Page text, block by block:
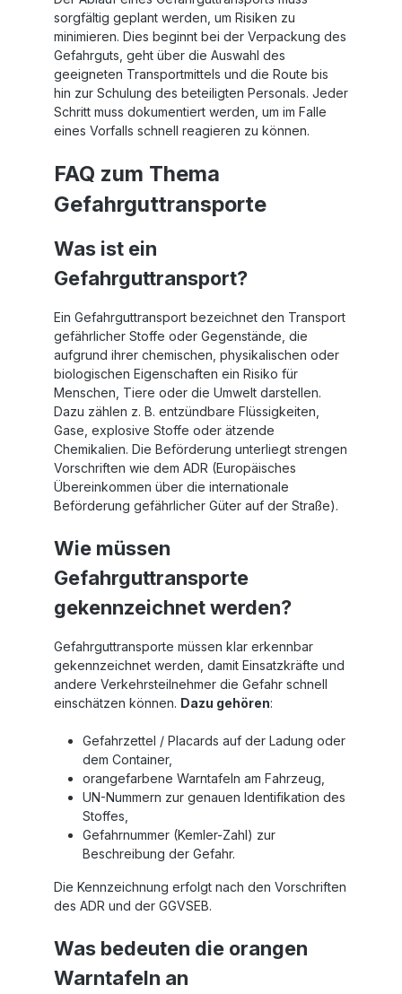
einschließlich Metall und Kunststoff,
angebracht werden. Dies macht es zu einer
vielseitigen Option für die Kennzeichnung
von Gasflaschen sowie für die
Kennzeichnung von Kesselwagen mit
Gefahrgut. Vielfältige
AnwendungsbereicheDieses Gefahrgutlabel
ist nicht nur für die Kennzeichnung
gasförmiger Stoffe geeignet, sondern auch
anderen Transportmitteln. Es ist ein
unverzichtbares Tool für
die Ladungssicherung und trägt dazu bei,
das Risiko von Unfällen und Verstößen
minimieren. Kaufen Sie mit VertrauenWenn
sowohl qualitativ hochwertig als auch
Gefahrengutklasse 2.2 Gefahrgutlabel die
perfekte Wahl. Profitieren Sie von unseren
attraktiven Konditionen und stellen Sie
sicher, dass Ihre Transporte sicher und
vorschriftsmäßig sind.
sorgfältig geplant werden, um Risiken zu
minimieren. Dies beginnt bei der Verpackung des
Gefahrguts, geht über die Auswahl des
geeigneten Transportmittels und die Route bis
hin zur Schulung des beteiligten Personals. Jeder
Schritt muss dokumentiert werden, um im Falle
eines Vorfalls schnell reagieren zu können.
FAQ zum Thema
Gefahrguttransporte
Was ist ein
Gefahrguttransport?
Ein Gefahrguttransport bezeichnet den Transport
gefährlicher Stoffe oder Gegenstände, die
aufgrund ihrer chemischen, physikalischen oder
biologischen Eigenschaften ein Risiko für
Menschen, Tiere oder die Umwelt darstellen.
Dazu zählen z. B. entzündbare Flüssigkeiten,
Gase, explosive Stoffe oder ätzende
Chemikalien. Die Beförderung unterliegt strengen
Vorschriften wie dem ADR (Europäisches
Übereinkommen über die internationale
Beförderung gefährlicher Güter auf der Straße).
Wie müssen
Gefahrguttransporte
gekennzeichnet werden?
Gefahrguttransporte müssen klar erkennbar
gekennzeichnet werden, damit Einsatzkräfte und
andere Verkehrsteilnehmer die Gefahr schnell
einschätzen können. Dazu gehören:
Gefahrzettel / Placards auf der Ladung oder
dem Container,
orangefarbene Warntafeln am Fahrzeug,
UN-Nummern zur genauen Identifikation des
Stoffes,
Gefahrnummer (Kemler-Zahl) zur
Beschreibung der Gefahr.
Die Kennzeichnung erfolgt nach den Vorschriften
des ADR und der GGVSEB.
Was bedeuten die orangen
Warntafeln an